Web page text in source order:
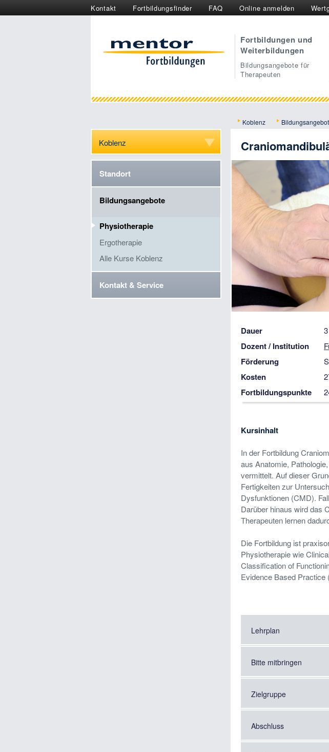
Kontakt Fortbildungsfinder FAQ Online anmelden
Fortbildungen und
Weiterbildungen
Bildungsangebote für
Therapeuten
Koblenz
Koblenz
Standort
Bildungsangebote
Physiotherapie
Ergotherapie
Alle Kurse Koblenz
Kontakt & Service
Dauer
Dozent / Institution
Förderung
Kosten
Fortbildungspunkte
Kursinhalt
In der Fortbildung
aus Anatomie,
vermittelt. Auf dieser
Fertigkeiten zur
Dysfunktionen (CMD).
Darüber hinaus wird das
Therapeuten lernen
Die Fortbildung ist
Physiotherapie wie
Classification of
Evidence Based Practice
Lehrplan
Bitte mitbringen
Zielgruppe
Abschluss